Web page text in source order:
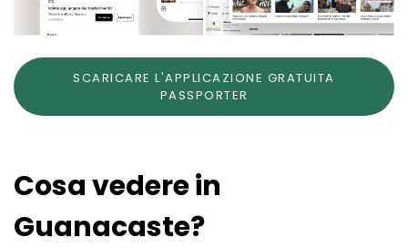
SCARICARE L'APPLICAZIONE GRATUITA
PASSPORTER
Cosa vedere in
Guanacaste?